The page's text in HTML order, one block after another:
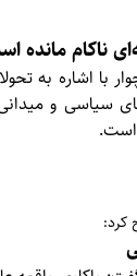
ناکام مانده
با اشاره به
سیاسی و
است.
کرد: